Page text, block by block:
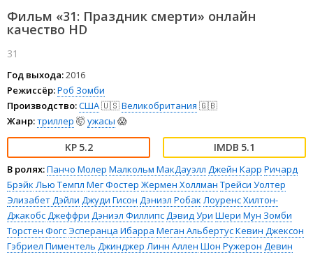
Фильм «31: Праздник смерти» онлайн
качество HD
31
Год выхода:2016
Режиссёр:Роб Зомби
Производство:США🇺🇸Великобритания 🇬🇧
Жанр:триллер 🤯ужасы 😱
5.2 5.1
В ролях:Панчо Молер Малкольм МакДауэлл Джейн Карр Ричард
Брэйк Лью Темпл Мег Фостер Жермен Холлман Трейси Уолтер
Элизабет Дэйли Джуди Гисон Дэниэл Робак Лоуренс Хилтон-
ДжакобсДжеффри Дэниэл ФиллипсДэвид Ури Шери Мун Зомби
Торстен ФогсЭсперанца Ибарра Меган АльбертусКевин Джексон
Гэбриел Пиментель Джинджер Линн Аллен Шон Ружерон Девин